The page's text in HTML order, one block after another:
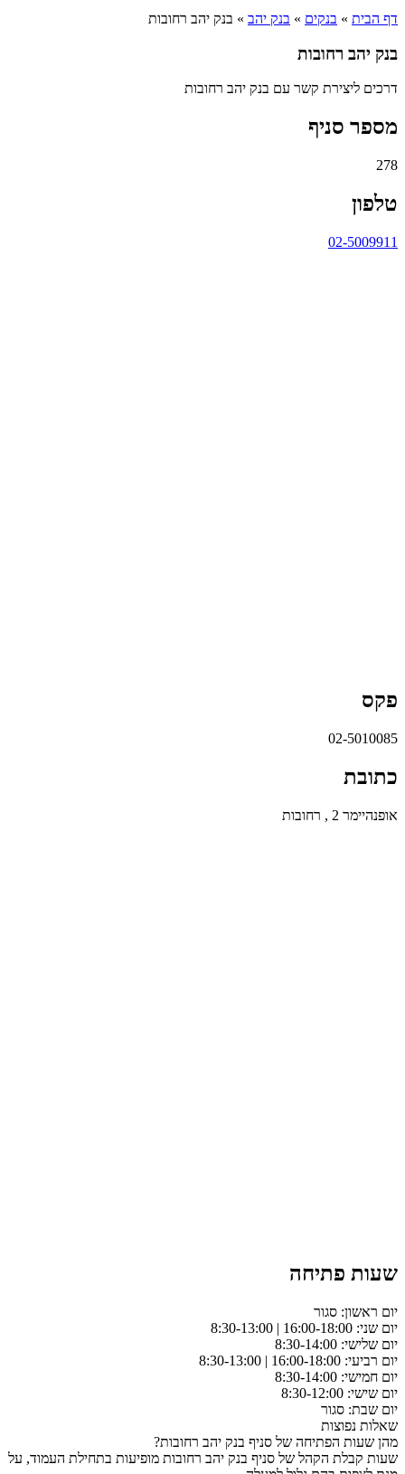
דף הבית » בנקים » בנק יהב » בנק יהב רחובות
בנק יהב רחובות
דרכים ליצירת קשר עם בנק יהב רחובות
מספר סניף
278
טלפון
02-5009911
פקס
02-5010085
כתובת
אופנהיימר 2 , רחובות
שעות פתיחה
יום ראשון: סגור
יום שני: 16:00-18:00 | 8:30-13:00
יום שלישי: 8:30-14:00
יום רביעי: 16:00-18:00 | 8:30-13:00
יום חמישי: 8:30-14:00
יום שישי: 8:30-12:00
יום שבת: סגור
שאלות נפוצות
מהן שעות הפתיחה של סניף בנק יהב רחובות?
שעות קבלת הקהל של סניף בנק יהב רחובות מופיעות בתחילת העמוד, על